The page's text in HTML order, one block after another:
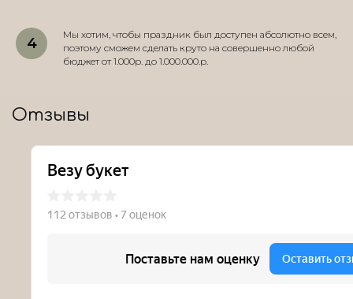
Мы хотим, чтобы праздник был доступен абсолютно всем,
поэтому сможем сделать круто на совершенно любой
бюджет от 1.000р. до 1.000.000.р.
Отзывы